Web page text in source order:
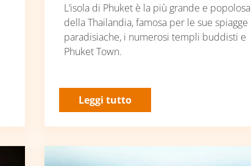
L’isola di Phuket è la più grande e popolosa
della Thailandia, famosa per le sue spiagge
paradisiache, i numerosi templi buddisti e
Phuket Town.
Leggi tutto